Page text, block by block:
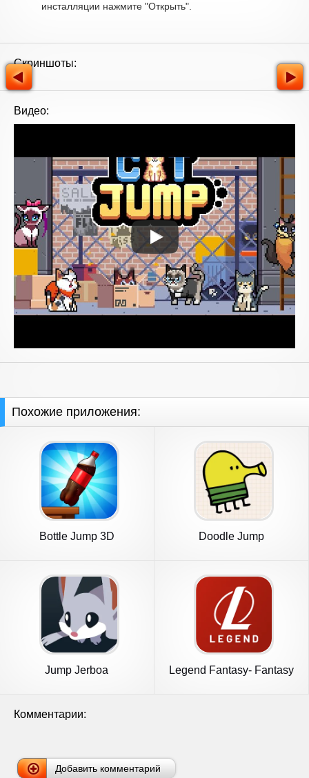
инсталляции нажмите "Открыть".
Скриншоты:
Видео:
Похожие приложения:
Bottle Jump 3D Doodle Jump
Jump Jerboa
Legend Fantasy- Fantasy
Комментарии:
Добавить комментарий